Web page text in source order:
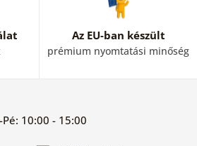
Az EU-ban készült
prémium nyomtatási minőség
10:00 - 15:00